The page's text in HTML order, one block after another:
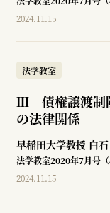
2024.11.15
法学教室
Ⅲ 債権譲渡制
の法律関係
早稲田大学教授 白
法学教室2020年7月号
2024.11.15